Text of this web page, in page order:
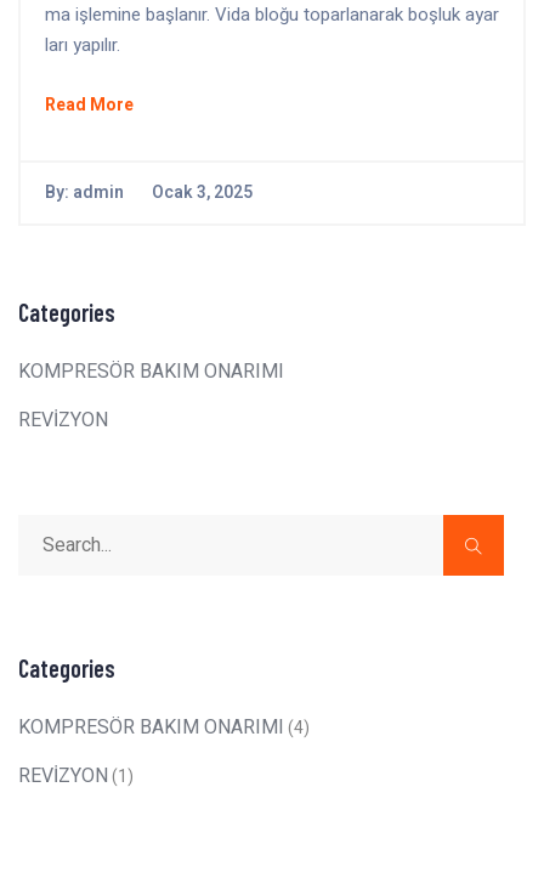
ma işlemine başlanır. Vida bloğu toparlanarak boşluk ayar
ları yapılır.
Read More
By: admin Ocak 3, 2025
Categories
KOMPRESÖR BAKIM ONARIMI
REVİZYON
Categories
KOMPRESÖR BAKIM ONARIMI (4)
REVİZYON(1)